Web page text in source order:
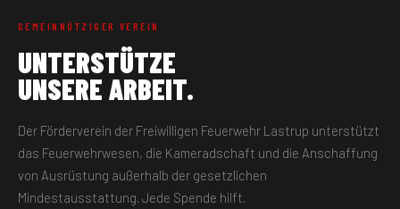
GEMEINNÜTZIGER VEREIN
UNTERSTÜTZE
UNSERE ARBEIT.
Der Förderverein der Freiwilligen Feuerwehr Lastrup unterstützt
das Feuerwehrwesen, die Kameradschaft und die Anschaffung
von Ausrüstung außerhalb der gesetzlichen
Mindestausstattung. Jede Spende hilft.